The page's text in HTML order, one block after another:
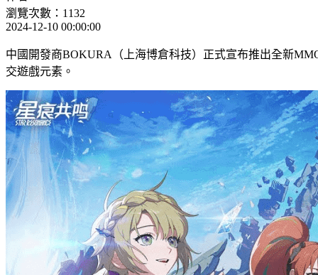
瀏覽次數：1132
2024-12-10 00:00:00
中國開發商BOKURA（上海博倉科技）正式宣布推出全新
交遊戲元素。